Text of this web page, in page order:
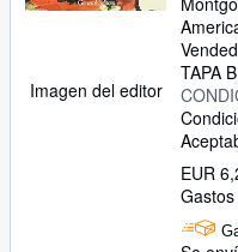
Imagen del editor
TAPA
EUR